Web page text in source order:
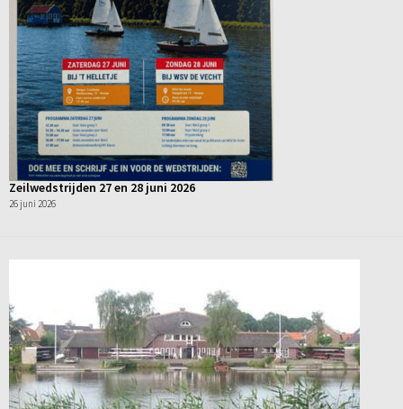
Zeilwedstrijden 27 en 28 juni 2026
26 juni 2026